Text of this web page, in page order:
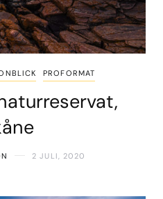
PROFORMAT
2 JULI, 2020